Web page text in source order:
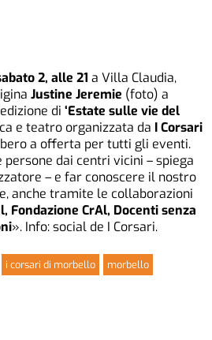
2, alle 21 a Villa Claudia,
Justine Jeremie (foto) a
di‘Estate sulle vie del
e teatro organizzata da I Corsari
a offerta per tutti gli eventi.
dai centri vicini – spiega
– e far conoscere il nostro
anche tramite le collaborazioni
Fondazione CrAl, Docenti senza
». Info: social de I Corsari.
i corsari di morbello
morbello